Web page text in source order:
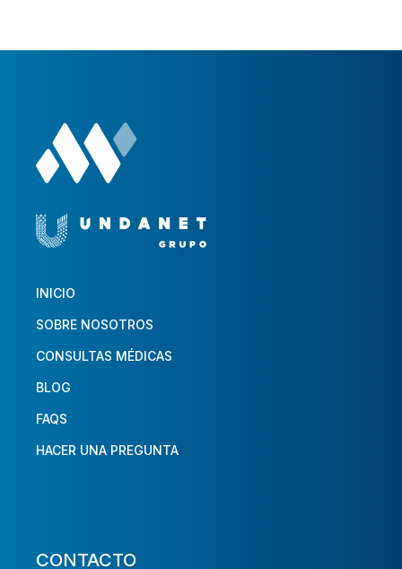
INICIO
SOBRE NOSOTROS
CONSULTAS MÉDICAS
BLOG
FAQS
HACER UNA PREGUNTA
CONTACTO